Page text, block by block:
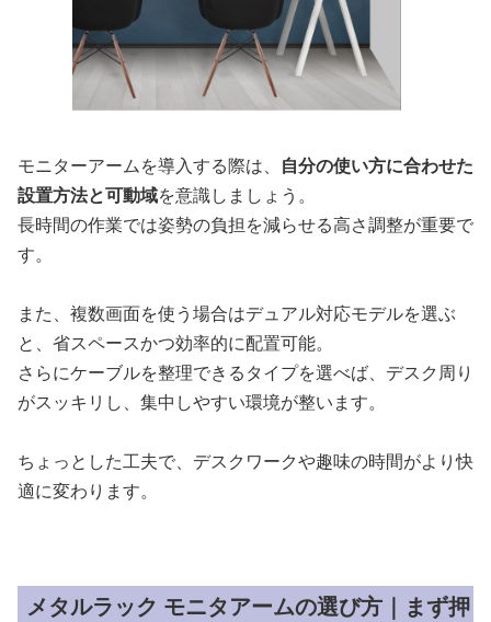
モニターアームを導入する際は、 自分の使い方に合わせた
設置方法と可動域を意識しましょう。
長時間の作業では姿勢の負担を減らせる高さ調整が重要で
す。
また、複数画面を使う場合はデュアル対応モデルを選ぶ
と、省スペースかつ効率的に配置可能。
さらにケーブルを整理できるタイプを選べば、デスク周り
がスッキリし、集中しやすい環境が整います。
ちょっとした工夫で、デスクワークや趣味の時間がより快
適に変わります。
メタルラック モニタアームの選び方｜まず押